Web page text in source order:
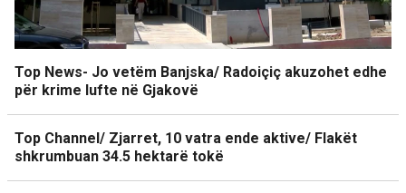
Top News- Jo vetëm Banjska/ Radoiçiç akuzohet edhe
për krime lufte në Gjakovë
Top Channel/ Zjarret, 10 vatra ende aktive/ Flakët
shkrumbuan 34.5 hektarë tokë